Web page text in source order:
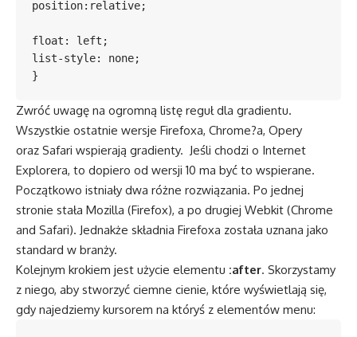
position:relative;
float: left;
list-style: none;
Zwróć uwagę na ogromną listę reguł dla gradientu.
Wszystkie ostatnie wersje Firefoxa, Chrome?a, Opery
oraz Safari wspierają gradienty. Jeśli chodzi o Internet
Explorera, to dopiero od wersji 10 ma być to wspierane.
Początkowo istniały dwa różne rozwiązania. Po jednej
stronie stała Mozilla (Firefox), a po drugiej Webkit (Chrome
and Safari). Jednakże składnia Firefoxa została uznana jako
standard w branży.
Kolejnym krokiem jest użycie elementu :after. Skorzystamy
z niego, aby stworzyć ciemne cienie, które wyświetlają się,
gdy najedziemy kursorem na któryś z elementów menu: